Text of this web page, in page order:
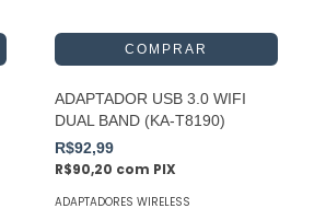
ADAPTADOR USB 3.0 WIFI
DUAL BAND (KA-T8190)
R$92,99
R$90,20 com PIX
ADAPTADORES WIRELESS